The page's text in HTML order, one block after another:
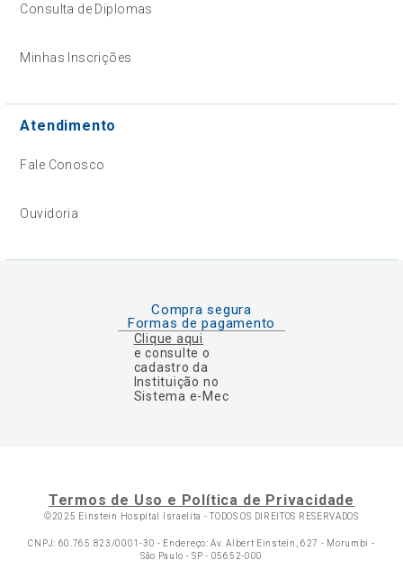
Consulta de Diplomas
Minhas Inscrições
Atendimento
Fale Conosco
Ouvidoria
Compra segura
Formas de pagamento
Clique aqui
e consulte o
cadastro da
Instituição no
Sistema e-Mec
Termos de Uso e Política de Privacidade
©2025 Einstein Hospital Israelita -TODOS OS DIREITOS RESERVADOS
CNPJ: 60.765.823/0001-30 - Endereço: Av. Albert Einstein, 627 - Morumbi -
São Paulo - SP - 05652-000